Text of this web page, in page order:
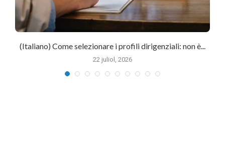
(Italiano) Come selezionare i profili dirigenziali: non è...
22 juliol, 2026